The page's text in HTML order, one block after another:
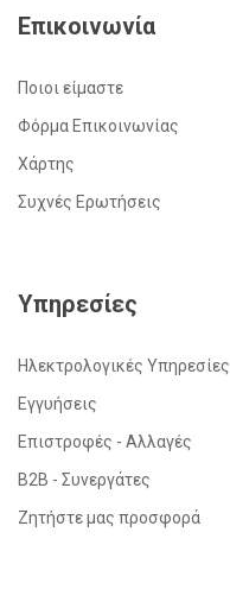
Επικοινωνία
Ποιοι είμαστε
Φόρμα Επικοινωνίας
Χάρτης
Συχνές Ερωτήσεις
Υπηρεσίες
Ηλεκτρολογικές Υπηρεσίες
Εγγυήσεις
Επιστροφές - Αλλαγές
Β2Β - Συνεργάτες
Ζητήστε μας προσφορά